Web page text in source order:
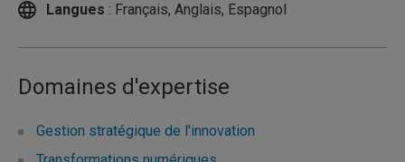
Langues : Français, Anglais, Espagnol
Domaines d'expertise
Gestion stratégique de l'innovation